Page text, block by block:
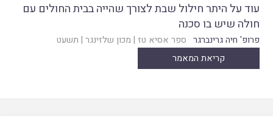
עוד על היתר חילול שבת לצורך שהייה בבית החולים עם
חולה שיש בו סכנה
פרופ' חיה גרינברגר ספר אסיא טז | מכון שלזינגר | תשעט
קריאת המאמר